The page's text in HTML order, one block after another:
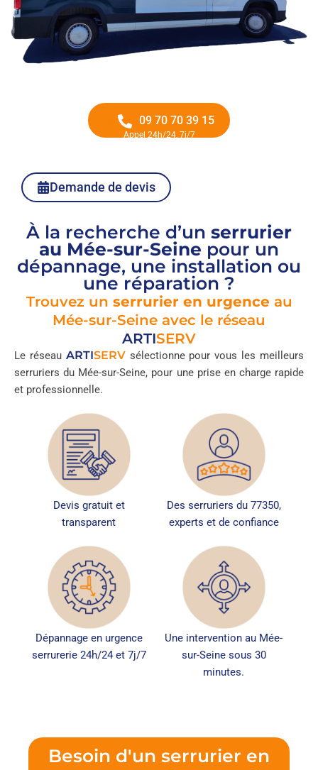
09 70 70 39 15
Appel 24h/24, 7j/7
Demande de devis
À la recherche d’un serrurier
au Mée-sur-Seine pour un
dépannage, une installation ou
une réparation ?
Trouvez un serrurier en urgence au
Mée-sur-Seine avec le réseau
ARTISERV
Le réseau ARTISERV sélectionne pour vous les meilleurs
serruriers du Mée-sur-Seine, pour une prise en charge rapide
et professionnelle.
Devis gratuit et
transparent
Des serruriers du 77350,
experts et de confiance
Dépannage en urgence
serrurerie 24h/24 et 7j/7
Une intervention au Mée-
sur-Seine sous 30
minutes.
Besoin d'un serrurier en